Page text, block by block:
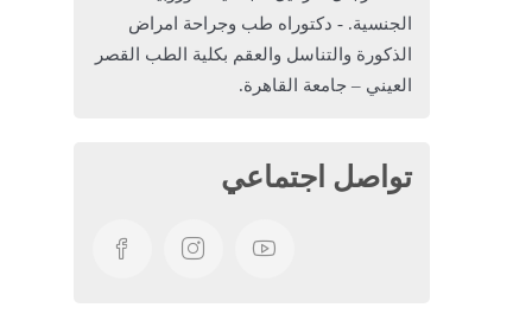
الجنسية. - دكتوراه طب وجراحة امراض
الذكورة والتناسل والعقم بكلية الطب القصر
العيني – جامعة القاهرة.
تواصل اجتماعي